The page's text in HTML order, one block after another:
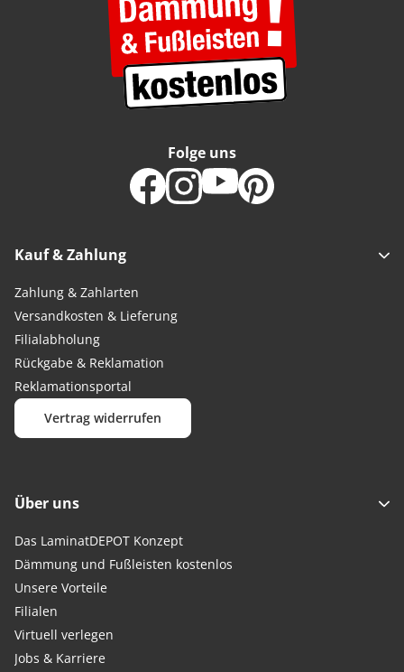
Kauf & Zahlung
Zahlung & Zahlarten
Versandkosten & Lieferung
Filialabholung
Rückgabe & Reklamation
Reklamationsportal
Vertrag widerrufen
Folge uns
Über uns
Das LaminatDEPOT Konzept
Dämmung und Fußleisten kostenlos
Unsere Vorteile
Filialen
Virtuell verlegen
Jobs & Karriere